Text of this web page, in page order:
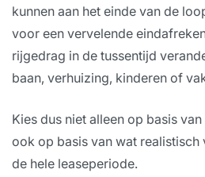
kunnen aan het einde van de
voor een vervelende
rijgedrag in de tussentijd
baan, verhuizing, kinderen of
Kies dus niet alleen op basis
ook op basis van wat realistisch
de hele leaseperiode.